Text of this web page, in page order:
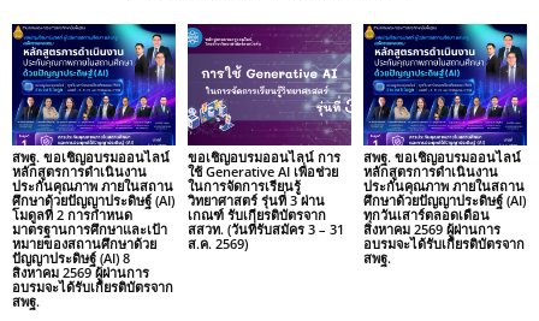
สพฐ. ขอเชิญอบรมออนไลน์
หลักสูตรการดำเนินงาน
ประกันคุณภาพ ภายในสถาน
ศึกษาด้วยปัญญาประดิษฐ์ (AI)
โมดูลที่ 2 การกำหนด
มาตรฐานการศึกษาและเป้า
หมายของสถานศึกษาด้วย
ปัญญาประดิษฐ์ (AI) 8
สิงหาคม 2569 ผู้ผ่านการ
อบรมจะได้รับเกียรติบัตรจาก
สพฐ.
ขอเชิญอบรมออนไลน์ การ
ใช้ Generative AI เพื่อช่วย
ในการจัดการเรียนรู้
วิทยาศาสตร์ รุ่นที่ 3 ผ่าน
เกณฑ์ รับเกียรติบัตรจาก
สสวท. (วันที่รับสมัคร 3 – 31
ส.ค. 2569)
สพฐ. ขอเชิญอบรมออนไลน์
หลักสูตรการดำเนินงาน
ประกันคุณภาพ ภายในสถาน
ศึกษาด้วยปัญญาประดิษฐ์ (AI)
ทุกวันเสาร์ตลอดเดือน
สิงหาคม 2569 ผู้ผ่านการ
อบรมจะได้รับเกียรติบัตรจาก
สพฐ.